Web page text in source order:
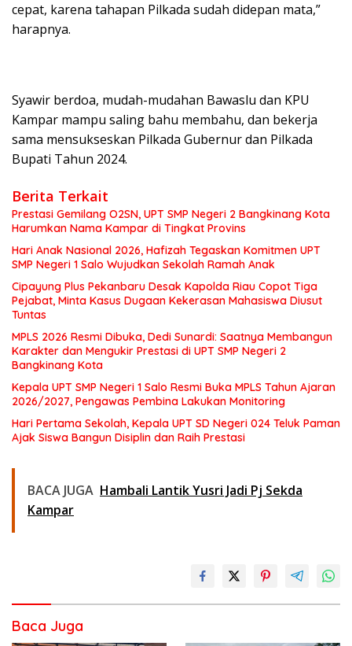
cepat, karena tahapan Pilkada sudah didepan mata,”
harapnya.
Syawir berdoa, mudah-mudahan Bawaslu dan KPU
Kampar mampu saling bahu membahu, dan bekerja
sama mensukseskan Pilkada Gubernur dan Pilkada
Bupati Tahun 2024.
Berita Terkait
Prestasi Gemilang O2SN, UPT SMP Negeri 2 Bangkinang Kota
Harumkan Nama Kampar di Tingkat Provins
Hari Anak Nasional 2026, Hafizah Tegaskan Komitmen UPT
SMP Negeri 1 Salo Wujudkan Sekolah Ramah Anak
Cipayung Plus Pekanbaru Desak Kapolda Riau Copot Tiga
Pejabat, Minta Kasus Dugaan Kekerasan Mahasiswa Diusut
Tuntas
MPLS 2026 Resmi Dibuka, Dedi Sunardi: Saatnya Membangun
Karakter dan Mengukir Prestasi di UPT SMP Negeri 2
Bangkinang Kota
Kepala UPT SMP Negeri 1 Salo Resmi Buka MPLS Tahun Ajaran
2026/2027, Pengawas Pembina Lakukan Monitoring
Hari Pertama Sekolah, Kepala UPT SD Negeri 024 Teluk Paman
Ajak Siswa Bangun Disiplin dan Raih Prestasi
BACA JUGA Hambali Lantik Yusri Jadi Pj Sekda
Kampar
Baca Juga